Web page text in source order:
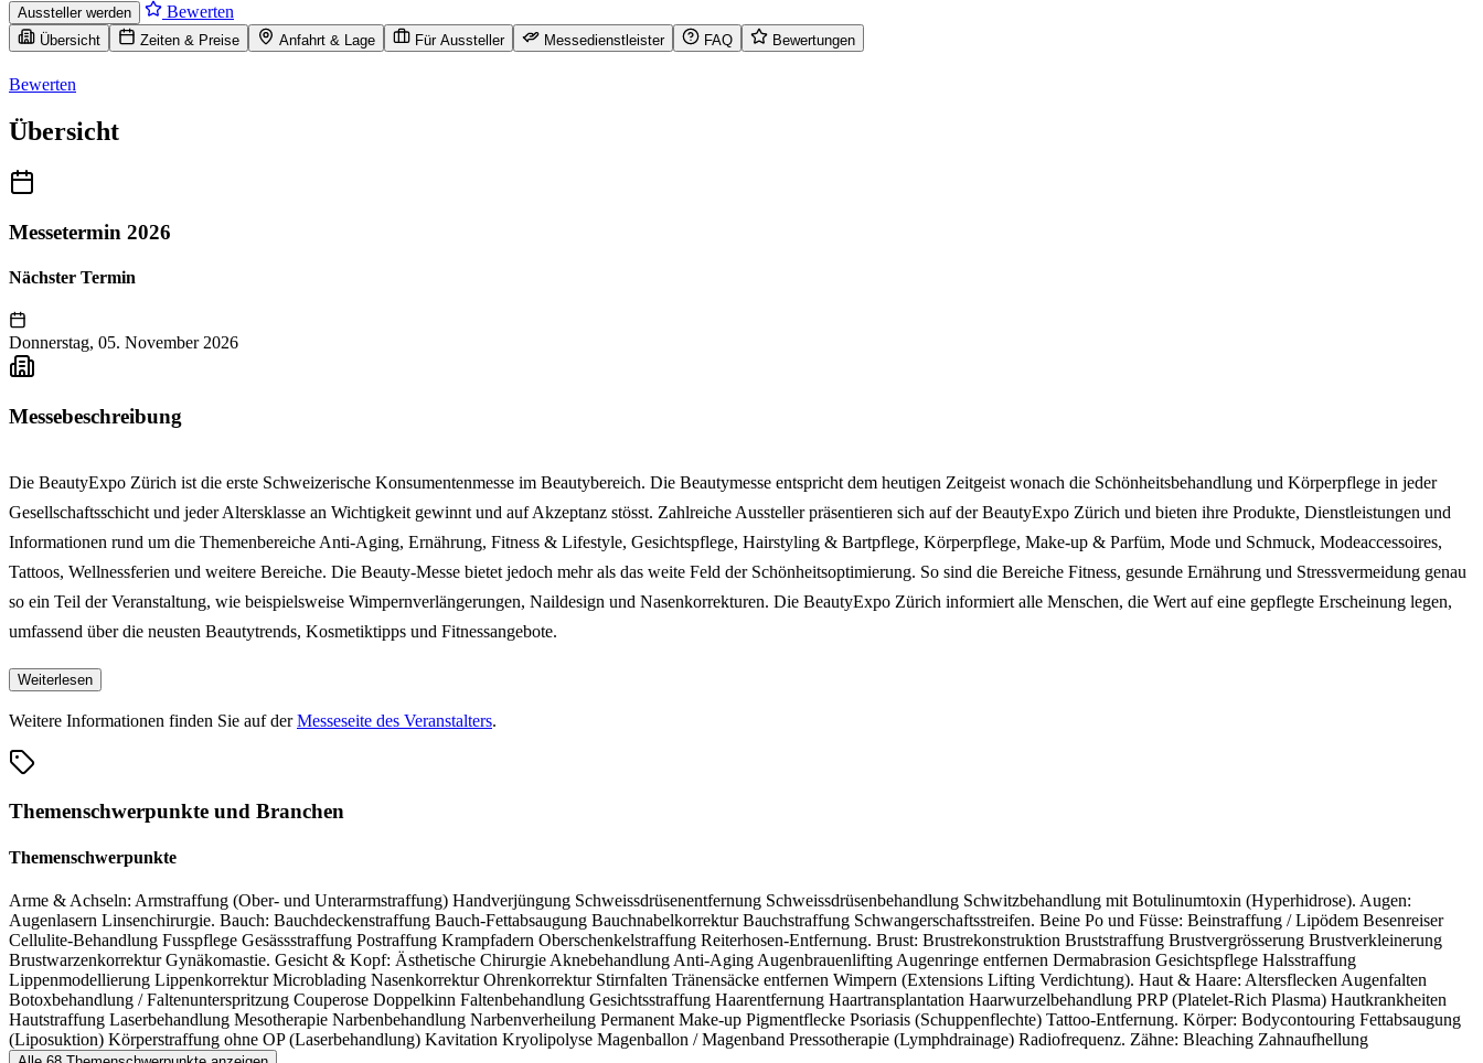
Aussteller werden Bewerten
Übersicht Zeiten & Preise Anfahrt & Lage Für Aussteller Messedienstleister FAQ Bewertungen
Bewerten
Übersicht
Messetermin 2026
Nächster Termin
Donnerstag, 05. November 2026
Messebeschreibung
Die BeautyExpo Zürich ist die erste Schweizerische Konsumentenmesse im Beautybereich. Die Beautymesse entspricht dem heutigen Zeitgeist wonach die Schönheitsbehandlung und Körperpflege in jeder
Gesellschaftsschicht und jeder Altersklasse an Wichtigkeit gewinnt und auf Akzeptanz stösst. Zahlreiche Aussteller präsentieren sich auf der BeautyExpo Zürich und bieten ihre Produkte, Dienstleistungen und
Informationen rund um die Themenbereiche Anti-Aging, Ernährung, Fitness & Lifestyle, Gesichtspflege, Hairstyling & Bartpflege, Körperpflege, Make-up & Parfüm, Mode und Schmuck, Modeaccessoires,
Tattoos, Wellnessferien und weitere Bereiche. Die Beauty-Messe bietet jedoch mehr als das weite Feld der Schönheitsoptimierung. So sind die Bereiche Fitness, gesunde Ernährung und Stressvermeidung genau
so ein Teil der Veranstaltung, wie beispielsweise Wimpernverlängerungen, Naildesign und Nasenkorrekturen. Die BeautyExpo Zürich informiert alle Menschen, die Wert auf eine gepflegte Erscheinung legen,
umfassend über die neusten Beautytrends, Kosmetiktipps und Fitnessangebote.
Weiterlesen
Weitere Informationen finden Sie auf derMesseseite des Veranstalters.
Themenschwerpunkte und Branchen
Themenschwerpunkte
Arme & Achseln: Armstraffung (Ober- und Unterarmstraffung) Handverjüngung Schweissdrüsenentfernung Schweissdrüsenbehandlung Schwitzbehandlung mit Botulinumtoxin (Hyperhidrose). Augen:
Augenlasern Linsenchirurgie. Bauch: Bauchdeckenstraffung Bauch-Fettabsaugung BauchnabelkorrekturBauchstraffung Schwangerschaftsstreifen. Beine Po und Füsse: Beinstraffung / Lipödem Besenreiser
Cellulite-Behandlung Fusspflege Gesässstraffung Postraffung Krampfadern Oberschenkelstraffung Reiterhosen-Entfernung. Brust: Brustrekonstruktion Bruststraffung Brustvergrösserung Brustverkleinerung
BrustwarzenkorrekturGynäkomastie. Gesicht & Kopf: Ästhetische Chirurgie Aknebehandlung Anti-Aging Augenbrauenlifting Augenringe entfernen Dermabrasion Gesichtspflege Halsstraffung
Lippenmodellierung LippenkorrekturMicroblading NasenkorrekturOhrenkorrektur Stirnfalten Tränensäcke entfernen Wimpern (Extensions Lifting Verdichtung). Haut & Haare: Altersflecken Augenfalten
Botoxbehandlung / Faltenunterspritzung Couperose Doppelkinn Faltenbehandlung Gesichtsstraffung Haarentfernung Haartransplantation Haarwurzelbehandlung PRP (Platelet-Rich Plasma) Hautkrankheiten
Hautstraffung Laserbehandlung Mesotherapie Narbenbehandlung Narbenverheilung Permanent Make-up Pigmentflecke Psoriasis (Schuppenflechte) Tattoo-Entfernung. Körper: Bodycontouring Fettabsaugung
(Liposuktion) Körperstraffung ohne OP (Laserbehandlung) Kavitation Kryolipolyse Magenballon / Magenband Pressotherapie (Lymphdrainage) Radiofrequenz. Zähne: Bleaching Zahnaufhellung